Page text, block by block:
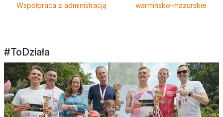
Współpraca z administracją warmińsko-mazurskie
#ToDziała